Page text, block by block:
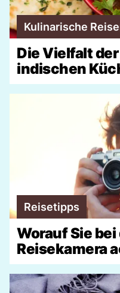
Kulinarische
Die Vielfalt
indischen
Reisetipps
Worauf Sie
Reisekamera